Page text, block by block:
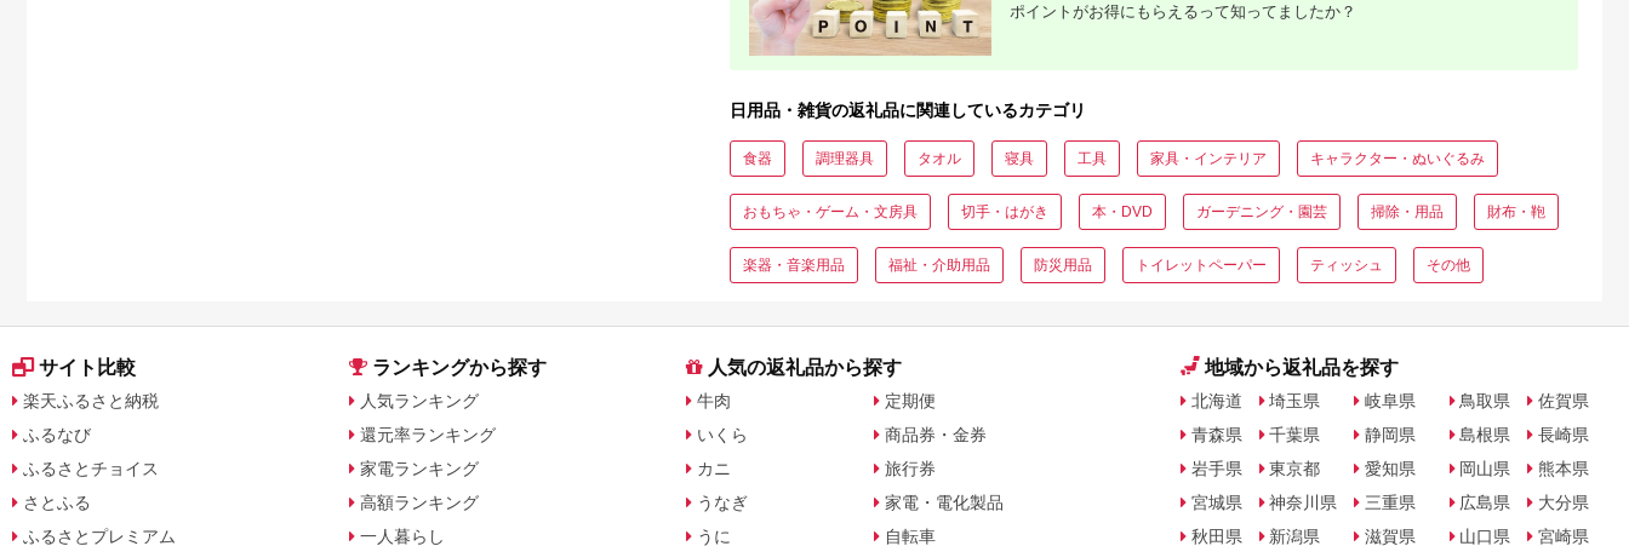
国産 日本製 安心 安全
ポイントがお得にもらえるって知ってましたか？
日用品・雑貨の返礼品に関連しているカテゴリ
食器 調理器具 タオル 寝具 工具 家具・インテリア キャラクター・ぬいぐるみ
おもちゃ・ゲーム・文房具 切手・はがき 本・DVD ガーデニング・園芸 掃除・用品 財布・鞄
楽器・音楽用品 福祉・介助用品 防災用品 トイレットペーパー ティッシュ その他
サイト比較
楽天ふるさと納税
ふるなび
ふるさとチョイス
さとふる
ふるさとプレミアム
ランキングから探す
人気ランキング
還元率ランキング
家電ランキング
高額ランキング
一人暮らし
人気の返礼品から探す
牛肉
いくら
カニ
うなぎ
うに
定期便
商品券・金券
旅行券
家電・電化製品
自転車
地域から返礼品を探す
北海道
青森県
岩手県
宮城県
秋田県
埼玉県
千葉県
東京都
神奈川県
新潟県
岐阜県
静岡県
愛知県
三重県
滋賀県
鳥取県
島根県
岡山県
広島県
山口県
佐賀県
長崎県
熊本県
大分県
宮崎県